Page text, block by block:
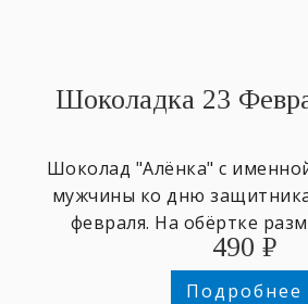
Шоколадка 23
Шоколад "Алёнка" с
мужчины ко дню
февраля. На обёртке
напишем любое имя и
текст.
490 ₽
Подробнее